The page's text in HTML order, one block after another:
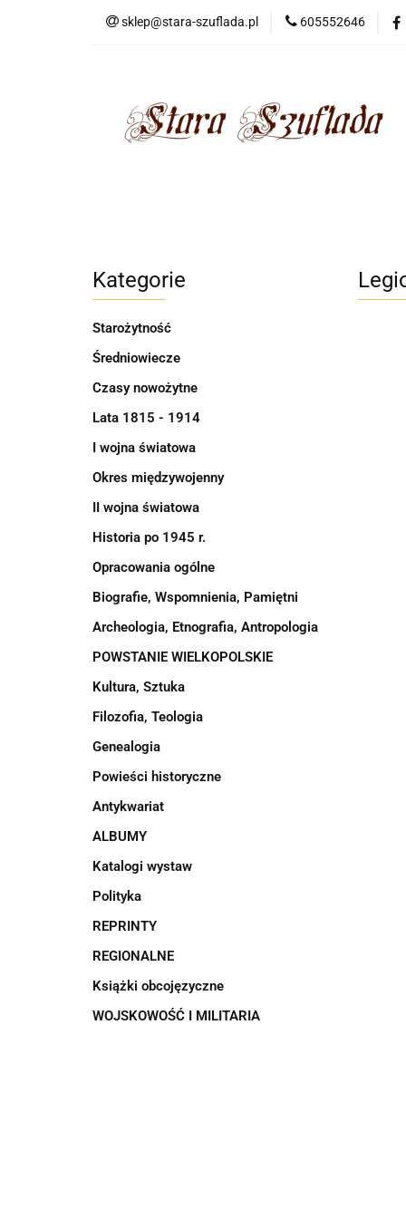
sklep@stara-szuflada.pl 605552646
NOWOŚCI
Kategorie
Starożytność
Średniowiecze
Czasy nowożytne
Lata 1815 - 1914
I wojna światowa
Okres międzywojenny
II wojna światowa
Historia po 1945 r.
Opracowania ogólne
Biografie, Wspomnienia, Pamiętni
Archeologia, Etnografia, Antropologia
POWSTANIE WIELKOPOLSKIE
Kultura, Sztuka
Filozofia, Teologia
Genealogia
Powieści historyczne
Antykwariat
ALBUMY
Katalogi wystaw
Polityka
REPRINTY
REGIONALNE
Książki obcojęzyczne
WOJSKOWOŚĆ I MILITARIA